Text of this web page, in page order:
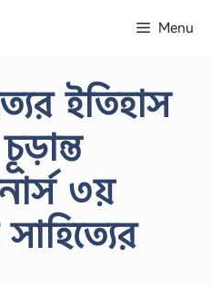
Menu
ইতিহাস
৩য়